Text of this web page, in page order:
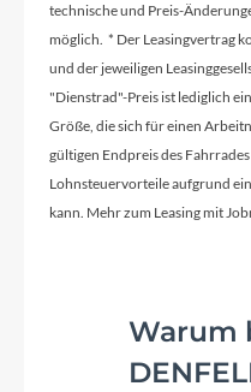
Enviolo
i:SY
technische und Preis-
möglich. * Der Leasingvertrag
und der jeweiligen
"Dienstrad"-Preis ist lediglich
Größe, die sich für einen
gültigen Endpreis des
Lohnsteuervorteile aufgrund
kann. Mehr zum Leasing mit
Warum